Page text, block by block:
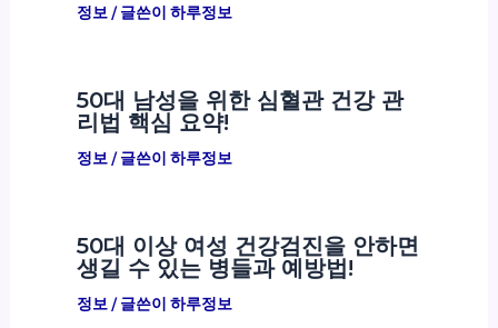
정보/ 글쓴이 하루정보
50대 남성을 위한 심혈관 건강 관
리법 핵심 요약!
정보/ 글쓴이 하루정보
50대 이상 여성 건강검진을 안하면
생길 수 있는 병들과 예방법!
정보/ 글쓴이 하루정보